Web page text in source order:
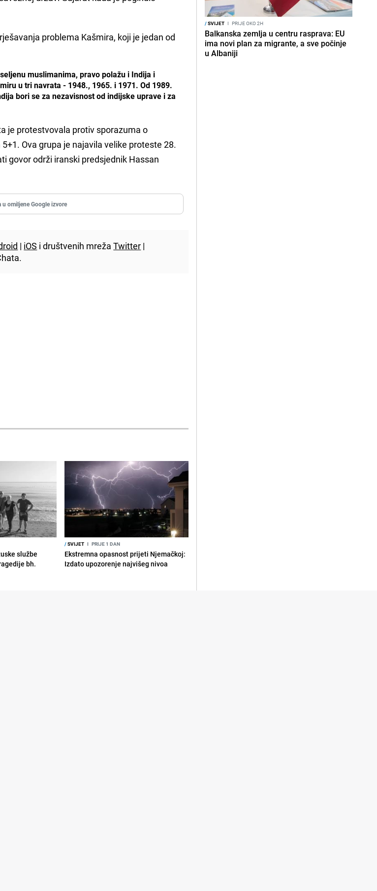
problema Kašmira, koji je jedan od
muslimanima, pravo polažu i Indija i
u tri navrata - 1948., 1965. i 1971. Od 1989.
bori se za nezavisnost od indijske uprave i za
je protestvovala protiv sporazuma o
Ova grupa je najavila velike proteste 28.
govor održi iranski predsjednik Hassan
u omiljene Google izvore
| iOS i društvenih mrežaTwitter |
službe
bh.
/SVIJET I PRIJE 1 DAN
Ekstremna opasnost prijeti Njemačkoj:
Izdato upozorenje najvišeg nivoa
/SVIJET I PRIJE OKO 2H
Balkanska zemlja u centru rasprava: EU
ima novi plan za migrante, a sve počinje
u Albaniji